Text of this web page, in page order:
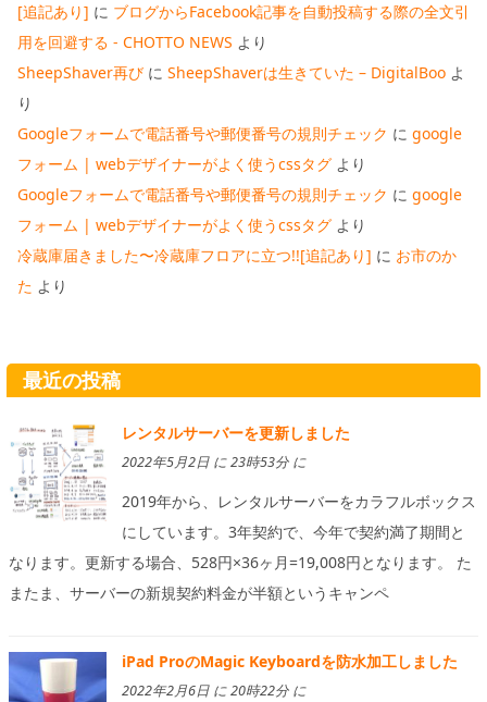
[追記あり] に ブログからFacebook記事を自動投稿する際の全文引
用を回避する - CHOTTO NEWS より
SheepShaver再び に SheepShaverは生きていた – DigitalBoo よ
り
Googleフォームで電話番号や郵便番号の規則チェック に google
フォーム | webデザイナーがよく使うcssタグ より
Googleフォームで電話番号や郵便番号の規則チェック に google
フォーム | webデザイナーがよく使うcssタグ より
冷蔵庫届きました〜冷蔵庫フロアに立つ!![追記あり] に お市のか
た より
最近の投稿
レンタルサーバーを更新しました
2022年5月2日 に 23時53分 に
2019年から、レンタルサーバーをカラフルボックス
にしています。3年契約で、今年で契約満了期間と
なります。更新する場合、528円×36ヶ月=19,008円となります。 た
またま、サーバーの新規契約料金が半額というキャンペ
iPad ProのMagic Keyboardを防水加工しました
2022年2月6日 に 20時22分 に